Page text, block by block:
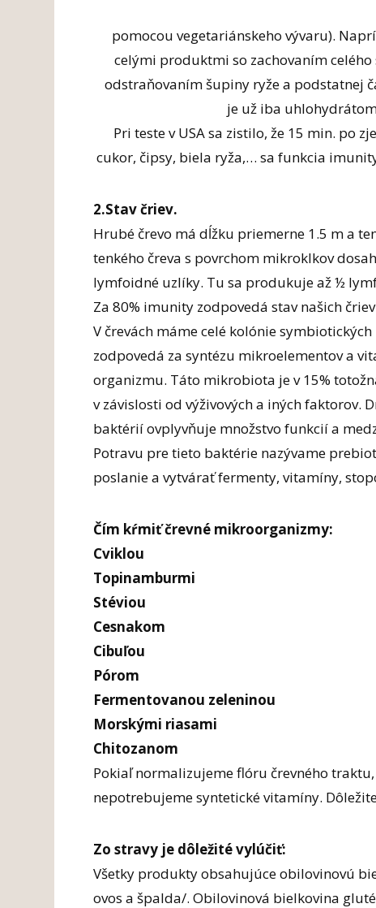
pomocou vegetariánskeho vývaru).
celými produktmi so zachovaním
odstraňovaním šupiny ryže a podstatnej
je už iba
Pri teste v USA sa zistilo, že 15 min. po
cukor, čipsy, biela ryža,… sa funkcia
2.Stav čriev.
Hrubé črevo má dĺžku priemerne 1.5 m a
tenkého čreva s povrchom mikroklkov
lymfoidné uzlíky. Tu sa produkuje až ½
Za 80% imunity zodpovedá stav našich
V črevách máme celé kolónie
zodpovedá za syntézu mikroelementov a
organizmu. Táto mikrobiota je v 15%
v závislosti od výživových a iných faktorov.
baktérií ovplyvňuje množstvo funkcií a
Potravu pre tieto baktérie nazývame
poslanie a vytvárať fermenty, vitamíny,
Čím kŕmiť črevné mikroorganizmy:
Cviklou
Topinamburmi
Stéviou
Cesnakom
Cibuľou
Pórom
Fermentovanou zeleninou
Morskými riasami
Chitozanom
Pokiaľ normalizujeme flóru črevného traktu,
nepotrebujeme syntetické vitamíny.
Zo stravy je dôležité vylúčiť:
Všetky produkty obsahujúce obilovinovú
ovos a špalda/. Obilovinová bielkovina